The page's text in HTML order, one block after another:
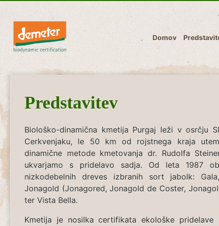
Domov
Predstavitev
Biološko-dinamična kmetija Purgaj leži v osrčju
Cerkvenjaku, le 50 km od rojstnega kraja
dinamične metode kmetovanja dr. Rudolfa
ukvarjamo s pridelavo sadja. Od leta 1987
nizkodebelnih dreves izbranih sort jabolk:
Jonagold (Jonagored, Jonagold de Coster,
ter Vista Bella.
Kmetija je nosilka certifikata ekološke